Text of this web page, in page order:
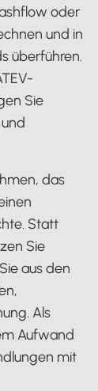
oder
und in
überführen.
Sie
das
Statt
Sie
aus den
Als
Aufwand
mit